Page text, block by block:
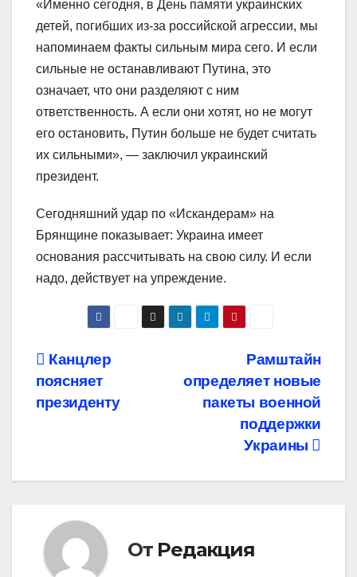
«Именно сегодня, в День памяти украинских
детей, погибших из-за российской агрессии, мы
напоминаем факты сильным мира сего. И если
сильные не останавливают Путина, это
означает, что они разделяют с ним
ответственность. А если они хотят, но не могут
его остановить, Путин больше не будет считать
их сильными», — заключил украинский
президент.
Сегодняшний удар по «Искандерам» на
Брянщине показывает: Украина имеет
основания рассчитывать на свою силу. И если
надо, действует на упреждение.
Навигация
по
Рамштайн
определяет новые
пакеты военной
поддержки
Украины
Канцлер
поясняет
президенту
От Редакция